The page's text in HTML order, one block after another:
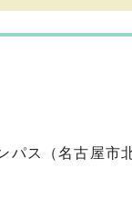
ス（名古屋市